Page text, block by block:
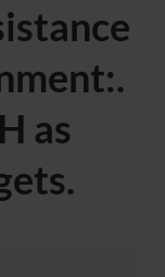
as